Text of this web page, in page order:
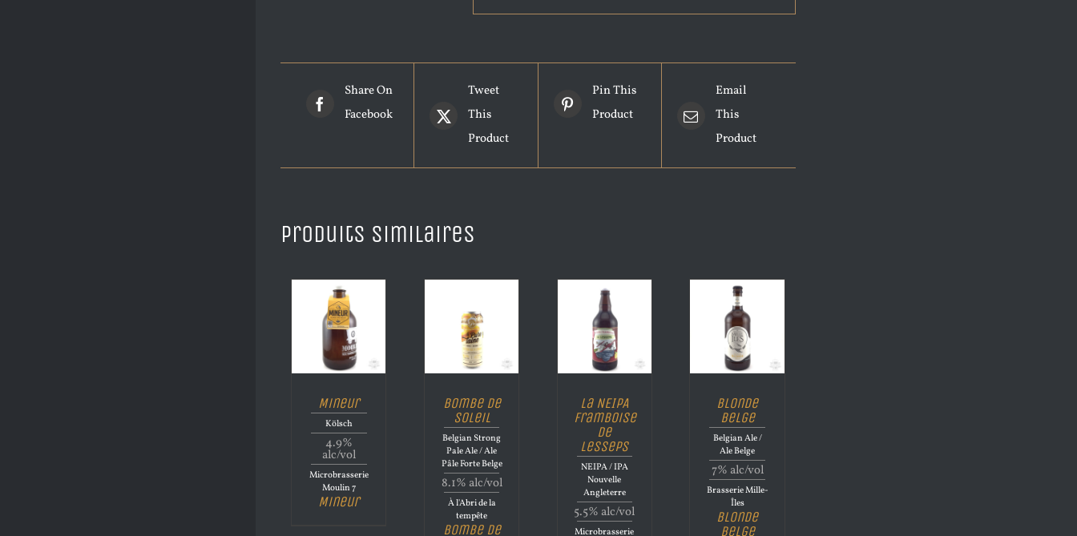
Share On
Facebook
Tweet
This
Product
Pin This
Product
Email
This
Product
Produits similaires
Mineur
Kölsch
4.9%
alc/vol
Microbrasserie
Moulin 7
Mineur
Bombe de
Soleil
Belgian Strong
Pale Ale / Ale
Pâle Forte Belge
8.1% alc/vol
À l'Abri de la
tempête
Bombe de
La NEIPA
Framboise
de
Lesseps
NEIPA / IPA
Nouvelle
Angleterre
5.5% alc/vol
Microbrasserie
Blonde
Belge
Belgian Ale /
Ale Belge
7% alc/vol
Brasserie Mille-
Îles
Blonde
Belge